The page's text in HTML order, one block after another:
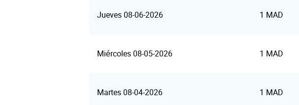
Jueves 08-06-2026 1 MAD
Miércoles 08-05-2026 1 MAD
Martes 08-04-2026 1 MAD